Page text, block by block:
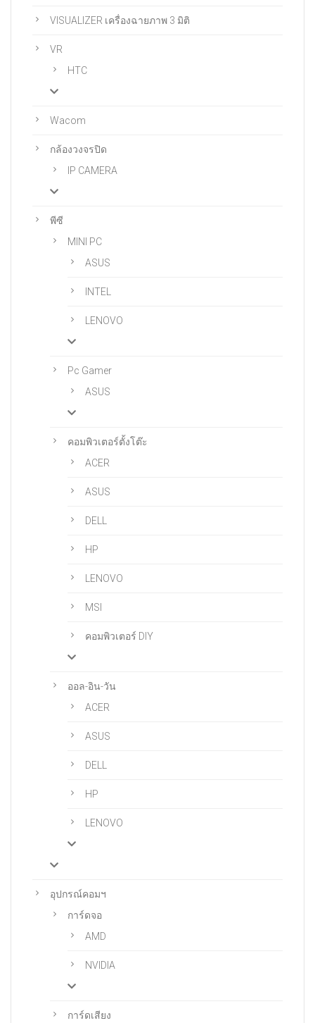
VISUALIZER เครื่องฉายภาพ 3 มิติ
VR
HTC
Wacom
กล้องวงจรปิด
IP CAMERA
พีซี
MINI PC
ASUS
INTEL
LENOVO
Pc Gamer
ASUS
คอมพิวเตอร์ตั้งโต๊ะ
ACER
ASUS
DELL
HP
LENOVO
MSI
คอมพิวเตอร์ DIY
ออล-อิน-วัน
ACER
ASUS
DELL
HP
LENOVO
อุปกรณ์คอมฯ
การ์ดจอ
AMD
NVIDIA
การ์ดเสียง